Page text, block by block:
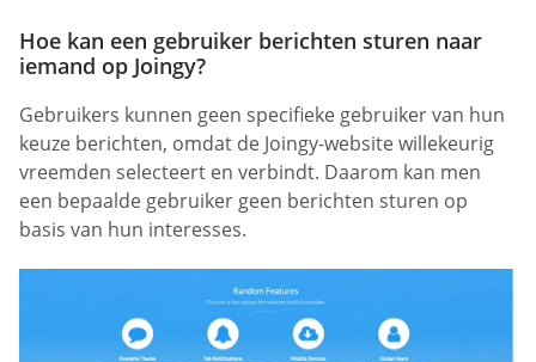
Hoe kan een gebruiker berichten sturen naar
iemand op Joingy?
Gebruikers kunnen geen specifieke gebruiker van hun
keuze berichten, omdat de Joingy-website willekeurig
vreemden selecteert en verbindt. Daarom kan men
een bepaalde gebruiker geen berichten sturen op
basis van hun interesses.